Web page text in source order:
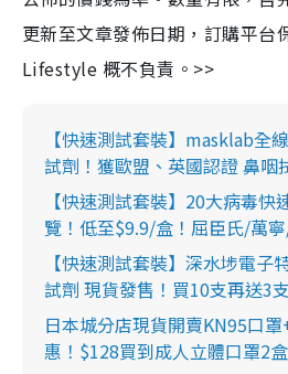
更新至文章發佈日期，訂購平台
Lifestyle 概不負責。>>
【快速測試套裝】masklab全
試劑！獲歐盟、英國認證 鼻咽
【快速測試套裝】20大病毒
覽！低至$9.9/盒！屈臣氏/萬
【快速測試套裝】深水埗電子
試劑 現貨發售！買10支再送3
日本城分店現貨開賣KN95口
惠！$128買到成人立體口罩2